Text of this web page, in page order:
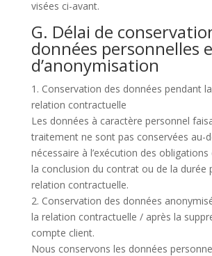
visées ci-avant.
G. Délai de
données personnelles
d’anonymisation
1. Conservation des données pendant
relation contractuelle
Les données à caractère personnel
traitement ne sont pas conservées au-
nécessaire à l’exécution des
la conclusion du contrat ou de la durée
relation contractuelle.
2. Conservation des données
la relation contractuelle / après la
compte client.
Nous conservons les données